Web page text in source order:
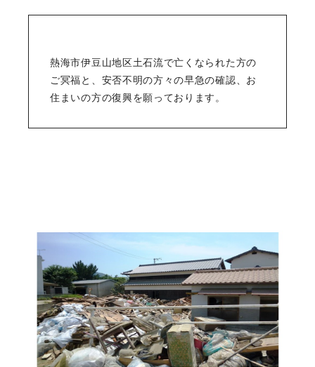
熱海市伊豆山地区土石流で亡くなられた方の
ご冥福と、安否不明の方々の早急の確認、お
住まいの方の復興を願っております。